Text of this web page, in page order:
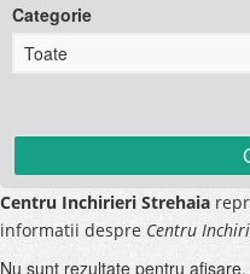
Categorie
Centru Inchirieri Strehaia
informatii despre Centru
Nu sunt rezultate pentru afişare.